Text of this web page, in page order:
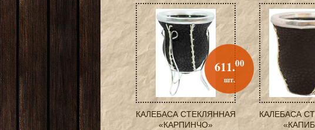
КАЛЕБАСА СТЕКЛЯННАЯ
«КАРПИНЧО»
611.00
шт.
КАЛЕБАСА